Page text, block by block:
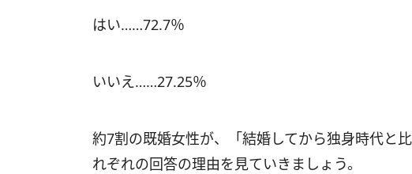
はい……72.7％
いいえ……27.25％
約7割の既婚女性が、「結婚してから独身時代と
れぞれの回答の理由を見ていきましょう。